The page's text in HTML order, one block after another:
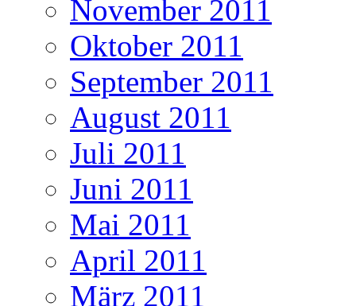
November 2011
Oktober 2011
September 2011
August 2011
Juli 2011
Juni 2011
Mai 2011
April 2011
März 2011